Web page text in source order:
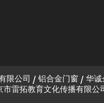
限公司 铝合金门窗 华诚
市雷拓教育文化传播有限公